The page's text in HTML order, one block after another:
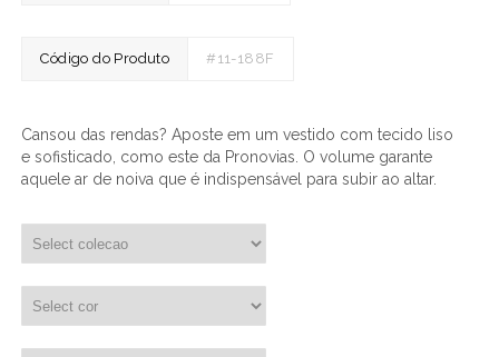
Código do Produto #11-188F
Cansou das rendas? Aposte em um vestido com tecido liso
e sofisticado, como este da Pronovias. O volume garante
aquele ar de noiva que é indispensável para subir ao altar.